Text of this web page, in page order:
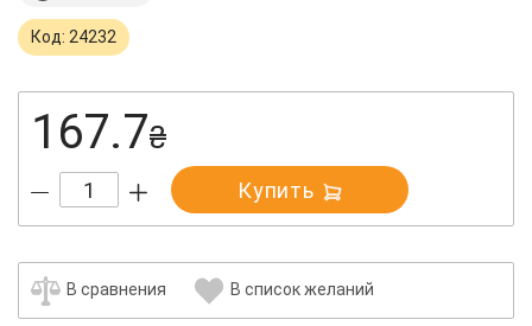
Код: 24232
167.7₴
Купить
В сравнения В список желаний